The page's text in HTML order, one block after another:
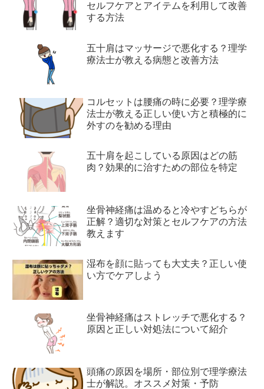
セルフケアとアイテムを利用して改善
する方法
五十肩はマッサージで悪化する？理学
療法士が教える病態と改善方法
コルセットは腰痛の時に必要？理学療
法士が教える正しい使い方と積極的に
外すのを勧める理由
五十肩を起こしている原因はどの筋
肉？効果的に治すための部位を特定
坐骨神経痛は温めると冷やすどちらが
正解？適切な対策とセルフケアの方法
教えます
湿布を顔に貼っても大丈夫？正しい使
い方でケアしよう
坐骨神経痛はストレッチで悪化する？
原因と正しい対処法について紹介
頭痛の原因を場所・部位別で理学療法
士が解説。オススメ対策・予防